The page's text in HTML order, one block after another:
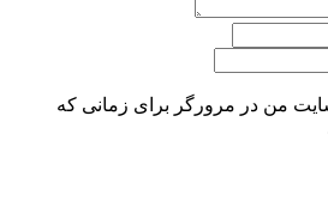
من در مرورگر برای زمانی که